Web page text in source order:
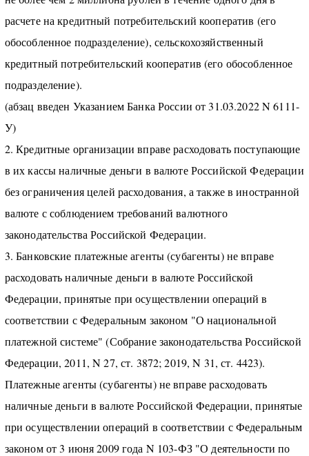
расчете на кредитный потребительский кооператив (его
обособленное подразделение), сельскохозяйственный
кредитный потребительский кооператив (его обособленное
подразделение).
(абзац введен Указанием Банка России от 31.03.2022 N 6111-
У)
2. Кредитные организации вправе расходовать поступающие
в их кассы наличные деньги в валюте Российской Федерации
без ограничения целей расходования, а также в иностранной
валюте с соблюдением требований валютного
законодательства Российской Федерации.
3. Банковские платежные агенты (субагенты) не вправе
расходовать наличные деньги в валюте Российской
Федерации, принятые при осуществлении операций в
соответствии с Федеральным законом "О национальной
платежной системе" (Собрание законодательства Российской
Федерации, 2011, N 27, ст. 3872; 2019, N 31, ст. 4423).
Платежные агенты (субагенты) не вправе расходовать
наличные деньги в валюте Российской Федерации, принятые
при осуществлении операций в соответствии с Федеральным
законом от 3 июня 2009 года N 103-ФЗ "О деятельности по